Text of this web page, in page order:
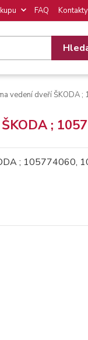
FAQ Kontakty
vedení dveří ŠKODA
;